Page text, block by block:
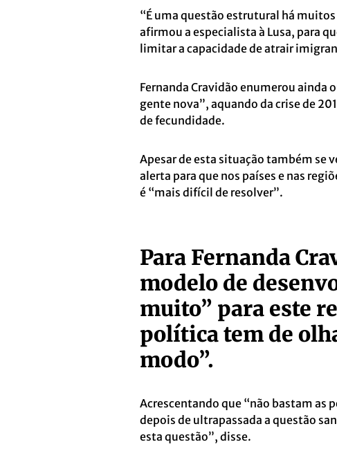
“É uma questão estrutural há
afirmou a especialista à Lusa, para
limitar a capacidade de atrair
Fernanda Cravidão enumerou ainda
gente nova”, aquando da crise de
de fecundidade.
Apesar de esta situação também se
alerta para que nos países e nas
é “mais difícil de resolver”.
Para Fernanda
modelo de
muito” para este
política tem de
modo”.
Acrescentando que “não bastam as
depois de ultrapassada a questão
esta questão”, disse.